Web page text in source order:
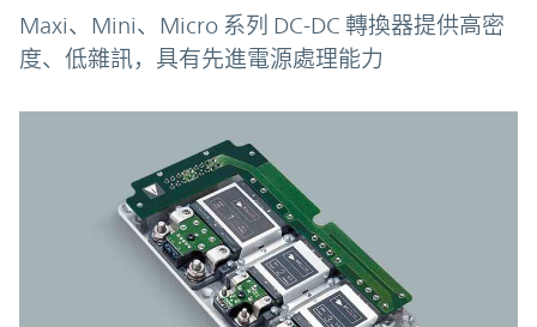
Maxi、Mini、Micro 系列 DC-DC 轉換器提供高密
度、低雜訊，具有先進電源處理能力